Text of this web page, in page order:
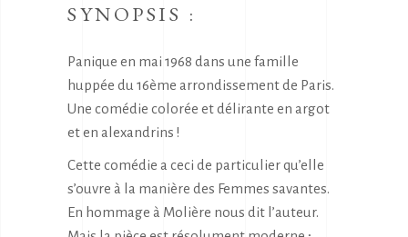
SYNOPSIS :
Panique en mai 1968 dans une famille
huppée du 16ème arrondissement de Paris.
Une comédie colorée et délirante en argot
et en alexandrins !
Cette comédie a ceci de particulier qu’elle
s’ouvre à la manière des Femmes savantes.
En hommage à Molière nous dit l’auteur.